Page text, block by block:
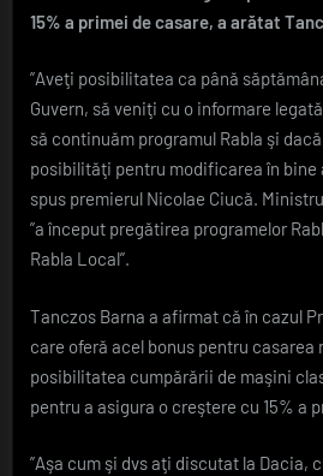
15% a primei de casare, a arătat
”Aveţi posibilitatea ca până
Guvern, să veniţi cu o informare
să continuăm programul Rabla şi
posibilităţi pentru modificarea în bine
spus premierul Nicolae Ciucă.
”a început pregătirea programelor
Rabla Local”.
Tanczos Barna a afirmat că în cazul
care oferă acel bonus pentru casarea
posibilitatea cumpărării de maşini
pentru a asigura o creştere cu 15% a
”Aşa cum şi dvs aţi discutat la Dacia,